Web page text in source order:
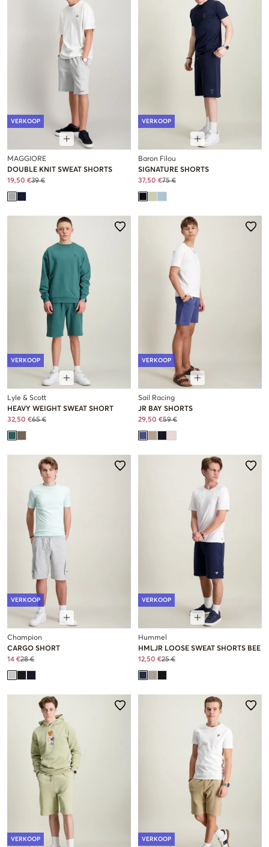
VERKOOP
MAGGIORE
DOUBLE KNIT SWEAT SHORTS
19,50 €39 €
VERKOOP
Baron Filou
SIGNATURE SHORTS
37,50 €75 €
VERKOOP
Lyle & Scott
HEAVY WEIGHT SWEAT SHORT
32,50 €65 €
VERKOOP
Sail Racing
JR BAY SHORTS
29,50 €59 €
VERKOOP
Champion
CARGO SHORT
14 €28 €
VERKOOP
Hummel
HMLJR LOOSE SWEAT SHORTS BEE
12,50 €25 €
VERKOOP VERKOOP